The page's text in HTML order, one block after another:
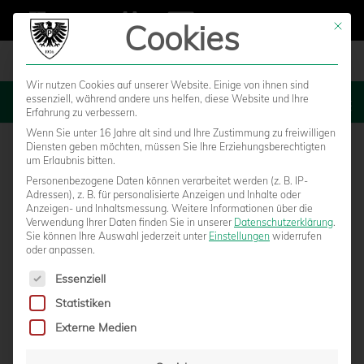
MENU
BILDER VOM 2:0-ERFOLG GEGEN
Mit
Cookies
Wir nutzen Cookies auf unserer Website. Einige von ihnen sind
essenziell, während andere uns helfen, diese Website und Ihre
Erfahrung zu verbessern.
Wenn Sie unter 16 Jahre alt sind und Ihre Zustimmung zu freiwilligen
Diensten geben möchten, müssen Sie Ihre Erziehungsberechtigten
um Erlaubnis bitten.
Personenbezogene Daten können verarbeitet werden (z. B. IP-
Adressen), z. B. für personalisierte Anzeigen und Inhalte oder
Anzeigen- und Inhaltsmessung. Weitere Informationen über die
Verwendung Ihrer Daten finden Sie in unserer Datenschutzerklärung.
Sie können Ihre Auswahl jederzeit unter Einstellungen widerrufen
oder anpassen.
Es folgt eine Liste der Service-Gruppen, für die eine
Essenziell
Statistiken
Externe Medien